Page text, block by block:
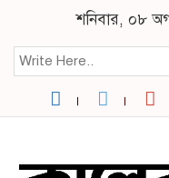
শনিবার, ০৮